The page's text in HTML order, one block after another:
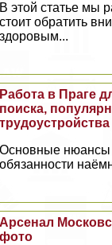
В этой статье мы
стоит обратить
здоровым...
Работа в Праге
поиска,
трудоустройства
Основные нюансы
обязанности
Арсенал
фото